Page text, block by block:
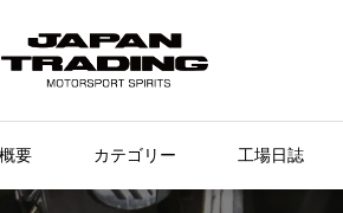
要 カテゴリー 工場日誌